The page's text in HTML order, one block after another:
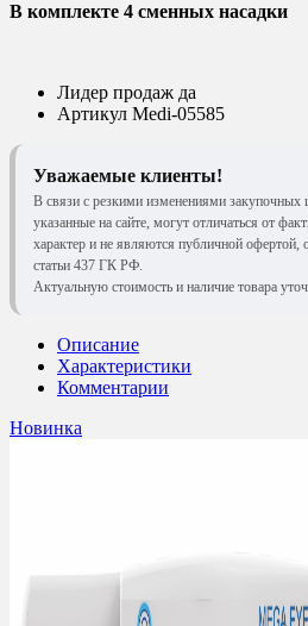
В комплекте 4 сменных насадки
Лидер продаж да
Артикул Medi-05585
Уважаемые клиенты!
В связи с резкими изменениями закупочных
указанные на сайте, могут отличаться от
характер и не являются публичной
статьи 437 ГК РФ.
Актуальную стоимость и наличие товара
Описание
Характеристики
Комментарии
Новинка